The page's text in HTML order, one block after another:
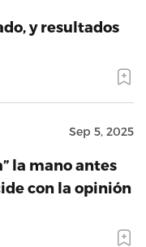
y resultados
Sep 5, 2025
la mano antes
con la opinión